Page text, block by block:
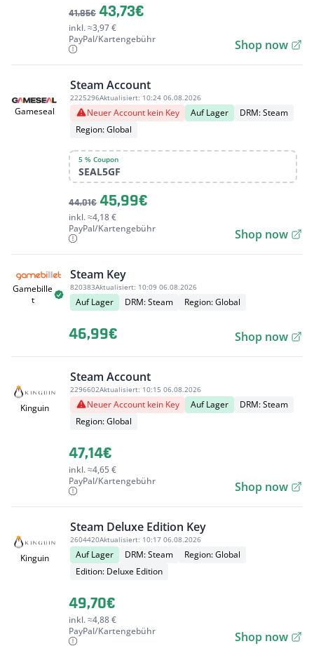
41,85€ 43,73€
inkl. ≈3,97 €
PayPal/Kartengebühr
Shop now
Gameseal
Steam Account
2225296Aktualisiert: 10:24 06.08.2026
Neuer Account kein Key Auf Lager
DRM: Steam
Region: Global
5 % Coupon
SEAL5GF
44,01€ 45,99€
inkl. ≈4,18 €
PayPal/Kartengebühr
Shop now
Gamebille
t
Steam Key
820383Aktualisiert: 10:09 06.08.2026
Auf Lager DRM: Steam Region: Global
46,99€ Shop now
Kinguin
Steam Account
2296602Aktualisiert: 10:15 06.08.2026
Neuer Account kein Key Auf Lager
DRM: Steam
Region: Global
47,14€
inkl. ≈4,65 €
PayPal/Kartengebühr
Shop now
Kinguin
Steam Deluxe Edition Key
2604420Aktualisiert: 10:17 06.08.2026
Auf Lager DRM: Steam
Region: Global
Edition: Deluxe Edition
49,70€
inkl. ≈4,88 €
PayPal/Kartengebühr
Shop now